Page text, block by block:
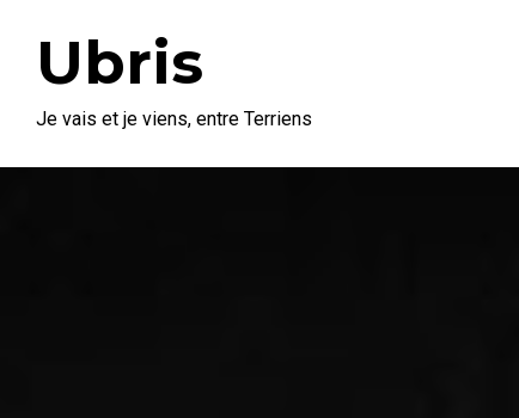
Ubris
Je vais et je viens, entre Terriens